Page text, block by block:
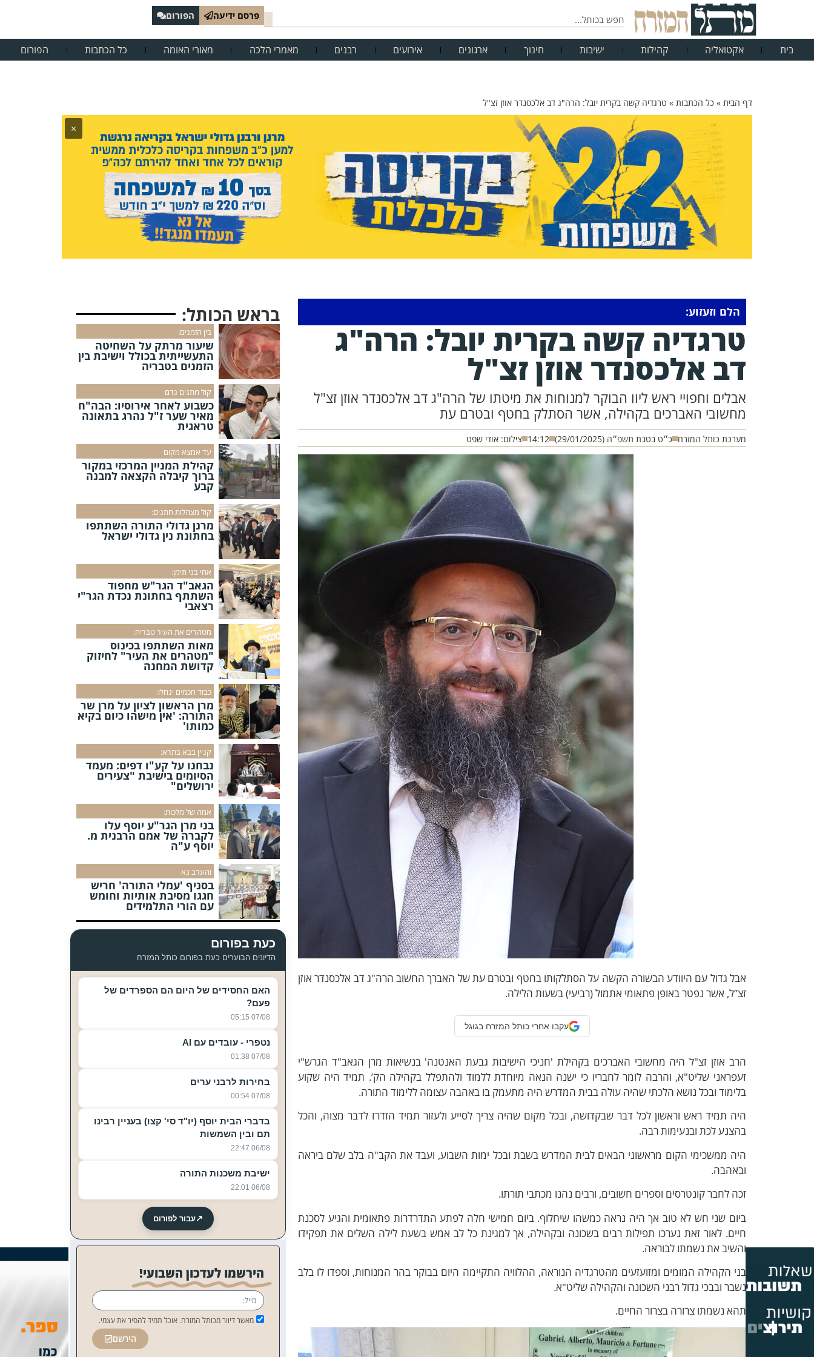
פרסם ידיעה הפורום
בית אקטואליה קהילות ישיבות חינוך ארגונים אירועים רבנים מאמרי הלכה מאורי האומה כל הכתבות הפורום
דף הבית » כל הכתבות » טרגדיה קשה בקרית יובל: הרה"ג דב אלכסנדר אוזן זצ"ל
×
הלם וזעזוע:
טרגדיה קשה בקרית יובל: הרה"ג
דב אלכסנדר אוזן זצ"ל
אבלים וחפויי ראש ליוו הבוקר למנוחות את מיטתו של הרה"ג דב אלכסנדר אוזן זצ"ל
מחשובי האברכים בקהילה, אשר הסתלק בחטף ובטרם עת
מערכת כותל המזרח כ״ט בטבת תשפ״ה (29/01/2025) 14:12 צילום: אודי שפט
אבל גדול עם היוודע הבשורה הקשה על הסתלקותו בחטף ובטרם עת של האברך החשוב הרה"ג דב אלכסנדר אוזן
זצ”ל, אשר נפטר באופן פתאומי אתמול (רביעי) בשעות הלילה.
עקבו אחרי כותל המזרח בגוגל
הרב אוזן זצ"ל היה מחשובי האברכים בקהילת 'חניכי הישיבות גבעת האנטנה' בנשיאות מרן הגאב"ד הגרש"י
זעפראני שליט"א, והרבה לומר לחבריו כי ישנה הנאה מיוחדת ללמוד ולהתפלל בקהילה הק’. תמיד היה שקוע
בלימוד ובכל נושא הלכתי שהיה עולה בבית המדרש היה מתעמק בו באהבה עצומה ללימוד התורה.
היה תמיד ראש וראשון לכל דבר שבקדושה, ובכל מקום שהיה צריך לסייע ולעזור תמיד הזדרז לדבר מצוה, והכל
בהצנע לכת ובנעימות רבה.
היה ממשכימי הקום מראשוני הבאים לבית המדרש בשבת ובכל ימות השבוע, ועבד את הקב"ה בלב שלם ביראה
ובאהבה.
זכה לחבר קונטרסים וספרים חשובים, ורבים נהנו מכתבי תורתו.
ביום שני חש לא טוב אך היה נראה כמשהו שיחלוף. ביום חמישי חלה לפתע התדרדרות פתאומית והגיע לסכנת
חיים. לאור זאת נערכו תפילות רבים בשכונה ובקהילה, אך למגינת כל לב אמש בשעת לילה השלים את תפקידו
והשיב את נשמתו לבוראה.
בני הקהילה המומים ומזועזעים מהטרגדיה הנוראה, ההלוויה התקיימה היום בבוקר בהר המנוחות, וספדו לו בלב
נשבר ובבכי גדול רבני השכונה והקהילה שליט"א.
תהא נשמתו צרורה בצרור החיים.
בראש הכותל:
בין הזמנים:
שיעור מרתק על השחיטה
התעשייתית בכולל וישיבת בין
הזמנים בטבריה
קול חתנים נדם
כשבוע לאחר אירוסיו: הבה"ח
מאיר שער ז"ל נהרג בתאונה
טראגית
עד אמצא מקום
קהילת המניין המרכזי במקור
ברוך קיבלה הקצאה למבנה
קבע
קול מצהלות חתנים:
מרנן גדולי התורה השתתפו
בחתונת נין גדולי ישראל
אחי בני תימן:
הגאב"ד הגר"ש מחפוד
השתתף בחתונת נכדת הגר"י
רצאבי
מטהרים את העיר טבריה:
מאות השתתפו בכינוס
"מטהרים את העיר" לחיזוק
קדושת המחנה
כבוד חכמים ינחלו:
מרן הראשון לציון על מרן שר
התורה: 'אין מישהו כיום בקיא
כמותו'
קניין בבא בתרא:
נבחנו על קע"ו דפים: מעמד
הסיומים בישיבת "צעירים
ירושלים"
אמה של מלכות:
בני מרן הגר"ע יוסף עלו
לקברה של אמם הרבנית מ.
יוסף ע"ה
והערב נא
בסניף 'עמלי התורה' חריש
חגגו מסיבת אותיות וחומש
עם הורי התלמידים
כעת בפורום
הדיונים הבוערים כעת בפורום כותל המזרח
האם החסידים של היום הם הספרדים של
פעם?
07/08 05:15
נטפרי - עובדים עם AI
07/08 01:38
בחירות לרבני ערים
07/08 00:54
בדברי הבית יוסף (יו"ד סי' קצו) בעניין רבינו
תם ובין השמשות
06/08 22:47
ישיבת משכנות התורה
06/08 22:01
↗עבור לפורום
הירשמו לעדכון השבועי!
מאשר דיוור מכותל המזרח. אוכל תמיד להסיר את עצמי.
הירשם